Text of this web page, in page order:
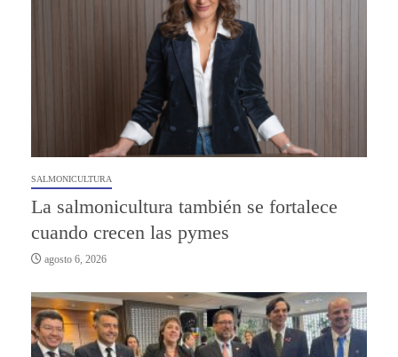
SALMONICULTURA
La salmonicultura también se fortalece
cuando crecen las pymes
agosto 6, 2026